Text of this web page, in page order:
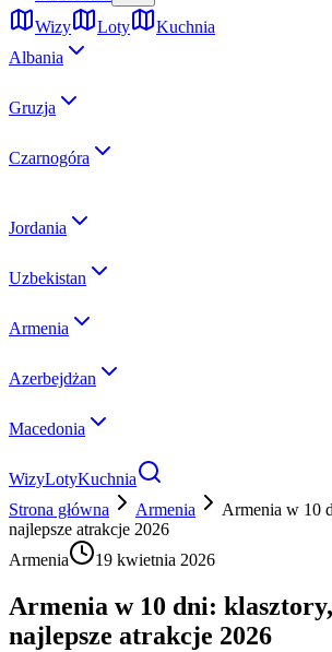
Wizy
Loty
Kuchnia
Albania
Gruzja
Czarnogóra
Jordania
Uzbekistan
Armenia
Azerbejdżan
Macedonia
WizyLotyKuchnia
Strona główna
Armenia
Armenia w 10
najlepsze atrakcje 2026
Armenia
19 kwietnia 2026
Armenia w 10 dni:
najlepsze atrakcje 2026